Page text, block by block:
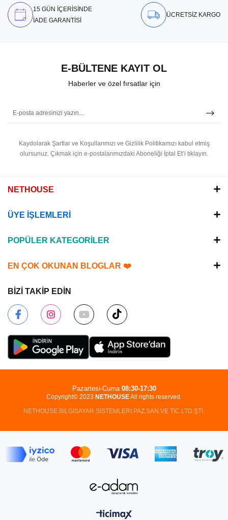
15 GÜN İÇERİSİNDE
İADE GARANTİSİ
ÜCRETSİZ KARGO
E-BÜLTENE KAYIT OL
Haberler ve özel fırsatlar için
Kaydolarak Şartlar ve Koşullarımızı ve Gizlilik Politikamızı kabul etmiş
olursunuz. Çıkmak için e-postalarımızdaki Aboneliği İptal Et’i tıklayın.
NETHOUSE
ÜYE İŞLEMLERİ
POPÜLER KATEGORİLER
EN ÇOK OKUNAN BLOGLAR ❤️
BİZİ TAKİP EDİN
Copyright© 2023 NETHOUSEAll rights reserved.
NETHOUSE BİLGİSAYAR SİSTEMLERİ PAZ.SAN.VE TİC.LTD.ŞTİ.
Pazartesi-Cuma 08:30-17:30